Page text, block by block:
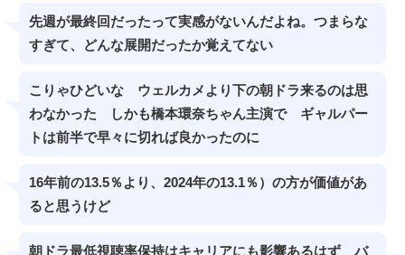
先週が最終回だったって実感がないんだよね。つまらな
すぎて、どんな展開だったか覚えてない
こりゃひどいな ウェルカメより下の朝ドラ来るのは思
わなかった しかも橋本環奈ちゃん主演で ギャルパー
トは前半で早々に切れば良かったのに
16年前の13.5％より、2024年の13.1％）の方が価値があ
ると思うけど
朝ドラ最低視聴率保持はキャリアにも影響あるはず バ